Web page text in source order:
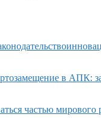
в АПК:
частью мирового